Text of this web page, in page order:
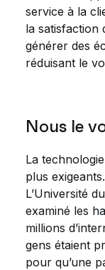
service à la
la satisfaction
générer des
réduisant le
Nous le
La
plus
L’Université
examiné les
millions
gens étaient
pour qu’une